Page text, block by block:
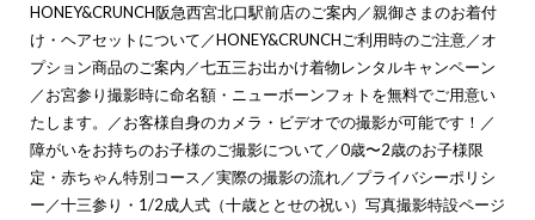
HONEY&CRUNCH阪急西宮北口駅前店のご案内 ／親御さまのお着付
け・ヘアセットについて ／HONEY&CRUNCHご利用時のご注意／オ
プション商品のご案内 ／七五三お出かけ着物レンタルキャンペーン
／お宮参り撮影時に命名額・ニューボーンフォトを無料でご用意い
たします。
／お客様自身のカメラ・ビデオでの撮影が可能です！ ／
障がいをお持ちのお子様のご撮影について ／0歳〜2歳のお子様限
定・赤ちゃん特別コース ／実際の撮影の流れ／プライバシーポリシ
ー ／十三参り・1/2成人式（十歳ととせの祝い）写真撮影特設ページ